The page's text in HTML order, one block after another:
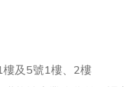
及5號1樓、2樓